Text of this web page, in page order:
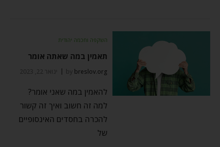
השקפה וחכמה יהודית
תאמין במה שאתה אומר
by breslov.org ינואר 22, 2023
להאמין במה שאני אומר?
למה זה חשוב ואיך זה קשור
להכרה בחסדים האינסופיים
של